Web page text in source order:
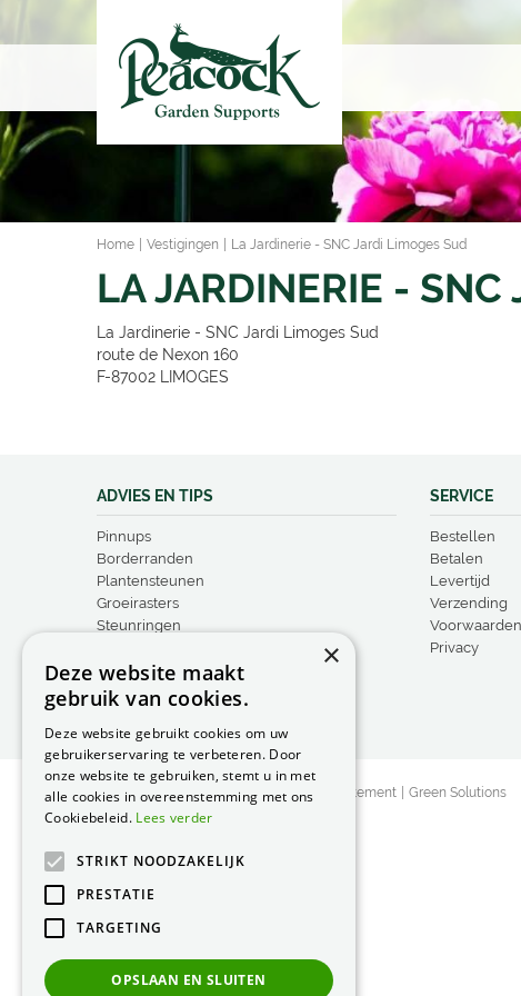
Home Vestigingen La Jardinerie - SNC Jardi Limoges Sud
LA JARDINERIE - SNC
La Jardinerie - SNC Jardi Limoges Sud
route de Nexon 160
F-87002
LIMOGES
ADVIES EN TIPS
Pinnups
Borderranden
Plantensteunen
Groeirasters
Steunringen
SERVICE
Bestellen
Betalen
Levertijd
Verzending
Voorwaarden
Privacy
© Peacock Garden Supports Privacy Statement Green Solutions
×
Deze website maakt
gebruik van cookies.
Deze website gebruikt cookies om uw
gebruikerservaring te verbeteren. Door
onze website te gebruiken, stemt u in met
alle cookies in overeenstemming met ons
Cookiebeleid. Lees verder
STRIKT NOODZAKELIJK
PRESTATIE
TARGETING
OPSLAAN EN SLUITEN